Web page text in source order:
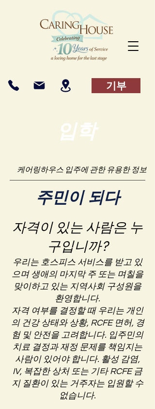
기부
입학
케어링하우스 입주에 관한 유용한 정보
주민이 되다
자격이 있는 사람은 누
구입니까?
우리는 호스피스 서비스를 받고 있
으며 생애의 마지막 주 또는 며칠을
맞이하고 있는 지역사회 구성원을
환영합니다.
자격 여부를 결정할 때 우리는 개인
의 건강 상태와 상황, RCFE 면허, 경
험 및 안전을 고려합니다. 입주민의
치료 결정과 재정 문제를 책임지는
사람이 있어야 합니다. 활성 감염,
IV, 복잡한 상처 또는 기타 RCFE 금
지 질환이 있는 거주자는 입원할 수
없습니다.